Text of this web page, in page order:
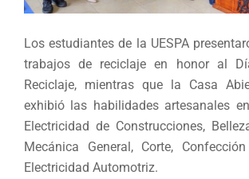
Los estudiantes de la UESPA
trabajos de reciclaje en honor al
Reciclaje, mientras que la Casa
exhibió las habilidades artesanales
Electricidad de Construcciones,
Mecánica General, Corte,
Electricidad Automotriz.